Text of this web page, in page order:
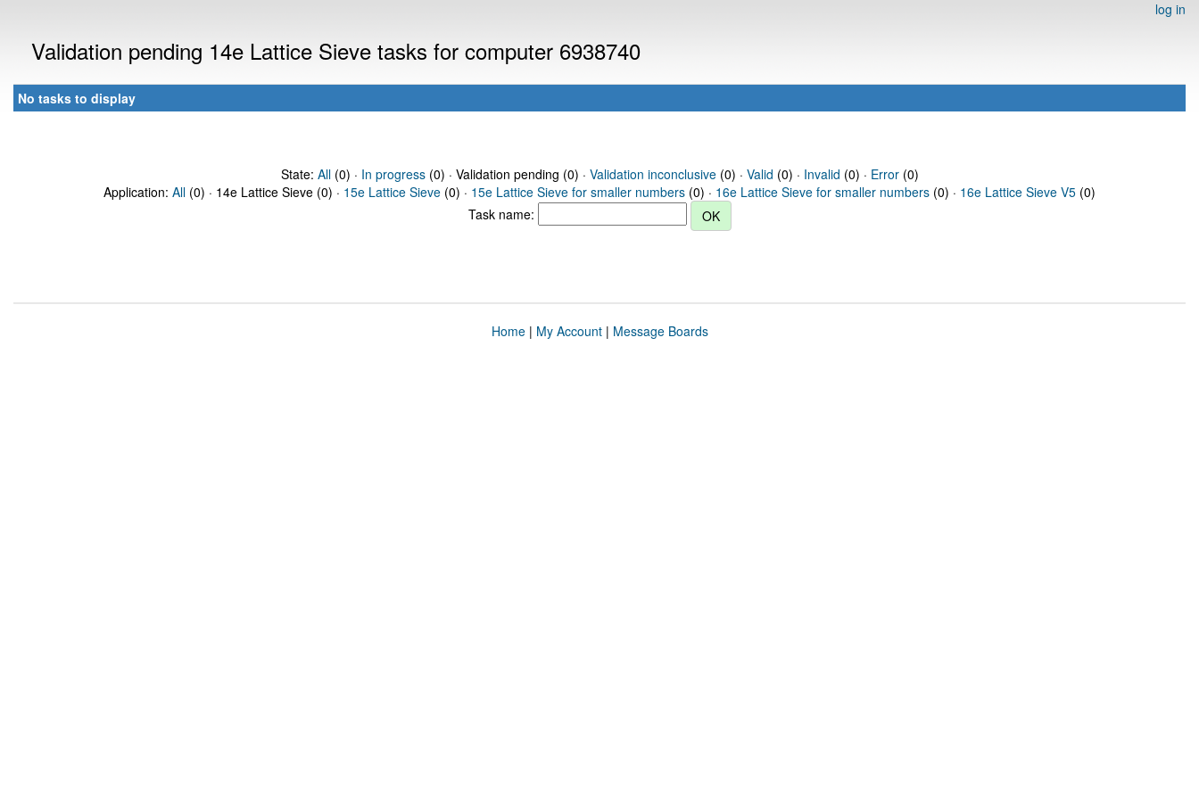
log in
Validation pending 14e Lattice Sieve tasks for computer 6938740
No tasks to display
State: All(0) · In progress(0) · Validation pending (0) · Validation inconclusive(0) · Valid (0) · Invalid (0) · Error(0)
Application: All (0) · 14e Lattice Sieve (0) · 15e Lattice Sieve (0) · 15e Lattice Sieve for smaller numbers (0) · 16e Lattice Sieve for smaller numbers (0) · 16e Lattice Sieve V5 (0)
Task name:
Home| My Account| Message Boards